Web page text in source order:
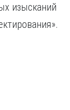
изысканий